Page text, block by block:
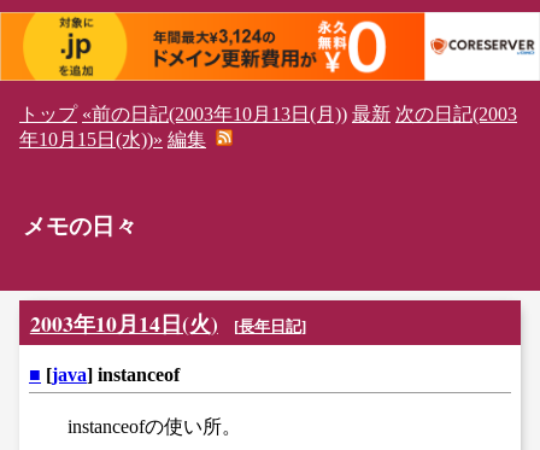
トップ «前の日記(2003年10月13日(月)) 最新 次の日記(2003
年10月15日(水))» 編集
メモの日々
2003年10月14日(火) [長年日記]
■ [java] instanceof
instanceofの使い所。